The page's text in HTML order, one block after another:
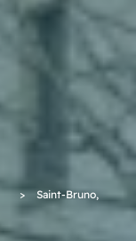
>
Saint-Bruno,